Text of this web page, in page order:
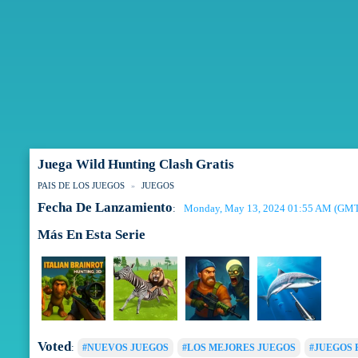
Juega Wild Hunting Clash Gratis
PAIS DE LOS JUEGOS JUEGOS
Fecha De Lanzamiento: Monday, May 13, 2024 01:55 AM
Más En Esta Serie
Voted: #NUEVOS JUEGOS #LOS MEJORES JUEGOS #JUEGOS